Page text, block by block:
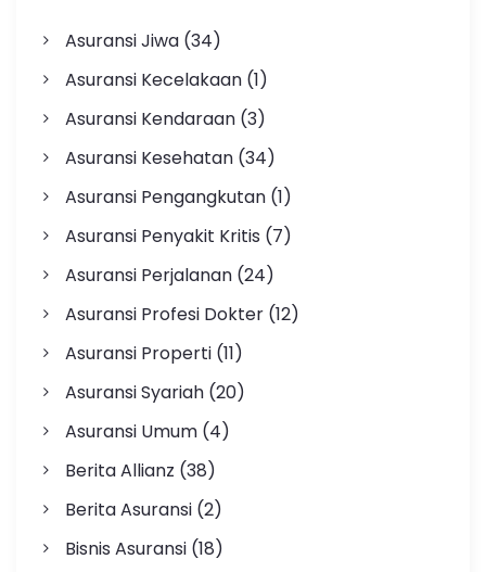
Asuransi Jiwa(34)
Asuransi Kecelakaan(1)
Asuransi Kendaraan(3)
Asuransi Kesehatan(34)
Asuransi Pengangkutan(1)
Asuransi Penyakit Kritis (7)
Asuransi Perjalanan(24)
Asuransi Profesi Dokter(12)
Asuransi Properti(11)
Asuransi Syariah(20)
Asuransi Umum(4)
Berita Allianz (38)
Berita Asuransi(2)
Bisnis Asuransi(18)